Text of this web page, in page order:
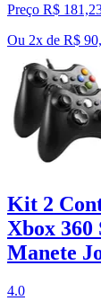
Preço R$
Ou 2x de R$
Kit 2
Xbox 360
Manete
4.0